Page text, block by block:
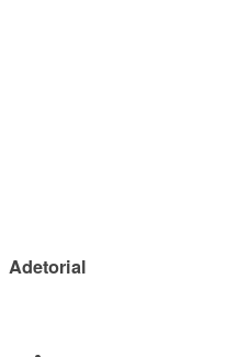
Adetorial